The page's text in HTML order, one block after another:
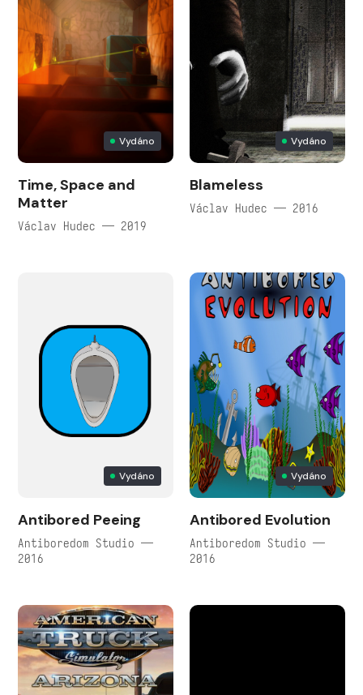
Vydáno
Time, Space and
Matter
Václav Hudec — 2019
Vydáno
Blameless
Václav Hudec — 2016
Vydáno
Antibored Peeing
Antiboredom Studio —
2016
Vydáno
Antibored Evolution
Antiboredom Studio —
2016